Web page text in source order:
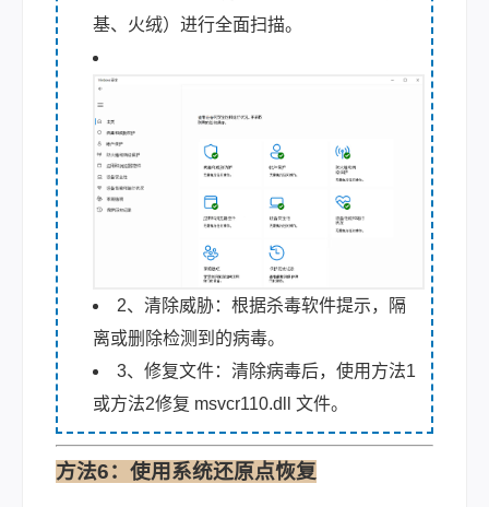
基、火绒）进行全面扫描。
2、清除威胁：根据杀毒软件提示，隔
离或删除检测到的病毒。
3、修复文件：清除病毒后，使用方法1
或方法2修复 msvcr110.dll 文件。
方法6：使用系统还原点恢复